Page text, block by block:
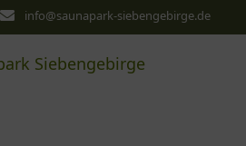
info@saunapark-siebengebirge.de